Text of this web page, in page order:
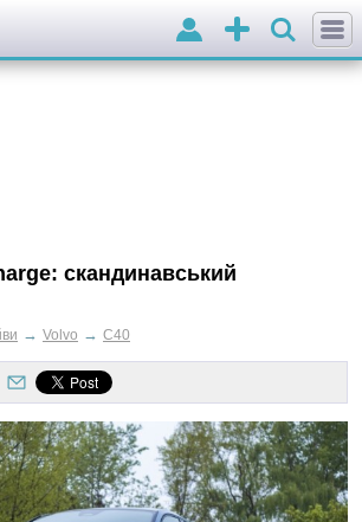
Додати
оголошення
Вхід
скандинавський
→ Volvo → C40